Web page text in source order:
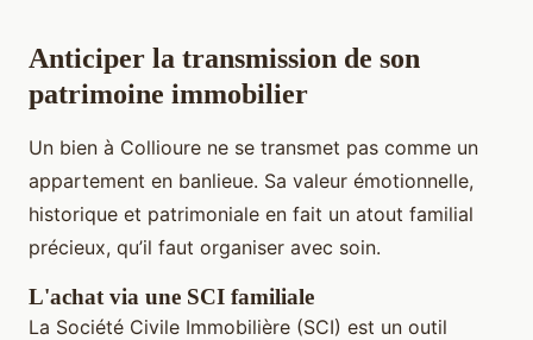
Anticiper la transmission de son
patrimoine immobilier
Un bien à Collioure ne se transmet pas comme un
appartement en banlieue. Sa valeur émotionnelle,
historique et patrimoniale en fait un atout familial
précieux, qu’il faut organiser avec soin.
L'achat via une SCI familiale
La Société Civile Immobilière (SCI) est un outil